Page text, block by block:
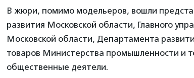
В жюри, помимо модельеров, вошли
развития Московской области, Главного
Московской области, Департамента
товаров Министерства промышленности и
общественные деятели.